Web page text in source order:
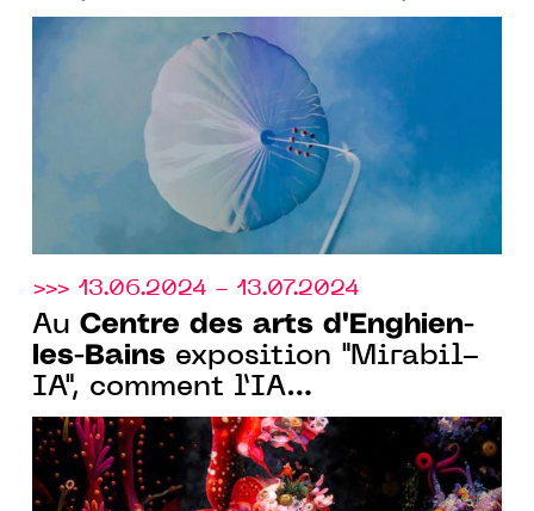
avec l’Observatoire de l’Espace
>>> 13.06.2024 - 13.07.2024
Au Centre des arts d'Enghien-
les-Bains exposition "Mirabil-
IA", comment l’IA
métamorphose la création